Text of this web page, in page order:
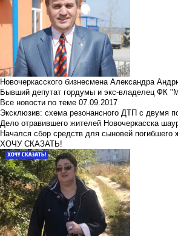
Новочеркасского бизнесмена Александра
Бывший депутат гордумы и экс-владелец ФК
Все новости по теме 07.09.2017
Эксклюзив: схема резонансного ДТП с двумя
Дело отравившего жителей Новочеркасска
Начался сбор средств для сыновей
ХОЧУ СКАЗАТЬ!